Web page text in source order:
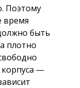
Поэтому
время
быть
плотно
—